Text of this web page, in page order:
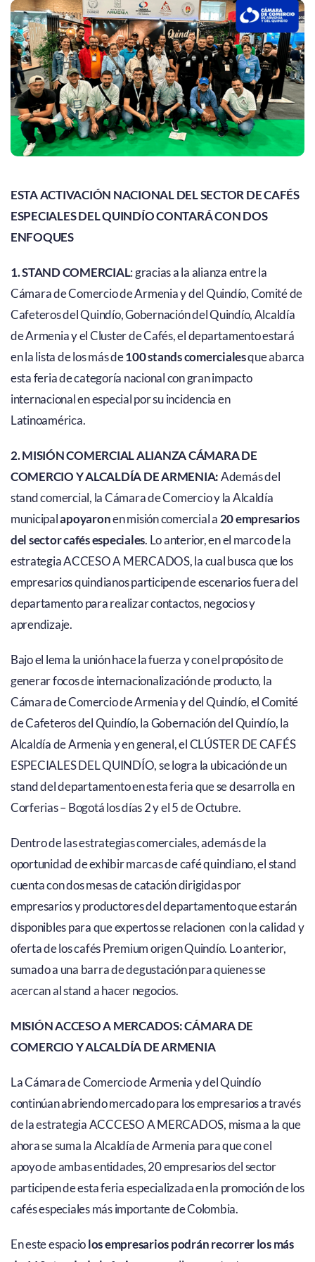
ESTA ACTIVACIÓN NACIONAL DEL SECTOR DE CAFÉS
ESPECIALES DEL QUINDÍO CONTARÁ CON DOS
ENFOQUES
1. STAND COMERCIAL: gracias a la alianza entre la
Cámara de Comercio de Armenia y del Quindío, Comité de
Cafeteros del Quindío, Gobernación del Quindío, Alcaldía
de Armenia y el Cluster de Cafés, el departamento estará
en la lista de los más de100 stands comercialesque abarca
esta feria de categoría nacional con gran impacto
internacional en especial por su incidencia en
Latinoamérica.
2. MISIÓN COMERCIAL ALIANZA CÁMARA DE
COMERCIO Y ALCALDÍA DE ARMENIA:Además del
stand comercial, la Cámara de Comercio y la Alcaldía
municipalapoyaronen misión comercial a 20 empresarios
del sector cafés especiales. Lo anterior, en el marco de la
estrategia ACCESO A MERCADOS, la cual busca que los
empresarios quindianos participen de escenarios fuera del
departamento para realizar contactos, negocios y
aprendizaje.
Bajo el lema la unión hace la fuerza y con el propósito de
generar focos de internacionalización de producto, la
Cámara de Comercio de Armenia y del Quindío, el Comité
de Cafeteros del Quindío, la Gobernación del Quindío, la
Alcaldía de Armenia y en general, el CLÚSTER DE CAFÉS
ESPECIALES DEL QUINDÍO, se logra la ubicación de un
stand del departamento en esta feria que se desarrolla en
Corferias – Bogotá los días 2 y el 5 de Octubre.
Dentro de las estrategias comerciales, además de la
oportunidad de exhibir marcas de café quindiano, el stand
cuenta con dos mesas de catación dirigidas por
empresarios y productores del departamento que estarán
disponibles para que expertos se relacionen con la calidad y
oferta de los cafés Premium origen Quindío. Lo anterior,
sumado a una barra de degustación para quienes se
acercan al stand a hacer negocios.
MISIÓN ACCESO A MERCADOS: CÁMARA DE
COMERCIO Y ALCALDÍA DE ARMENIA
La Cámara de Comercio de Armenia y del Quindío
continúan abriendo mercado para los empresarios a través
de la estrategia ACCCESO A MERCADOS, misma a la que
ahora se suma la Alcaldía de Armenia para que con el
apoyo de ambas entidades, 20 empresarios del sector
participen de esta feria especializada en la promoción de los
cafés especiales más importante de Colombia.
En este espaciolos empresarios podrán recorrer los más